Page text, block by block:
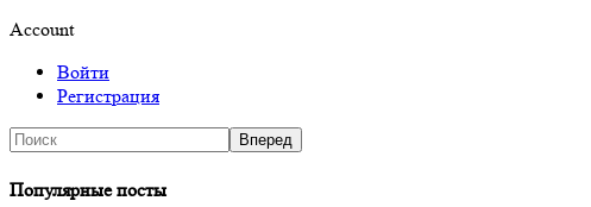
Account
Войти
Регистрация
Популярные посты